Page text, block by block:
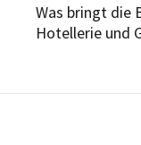
Was bringt die
Hotellerie und